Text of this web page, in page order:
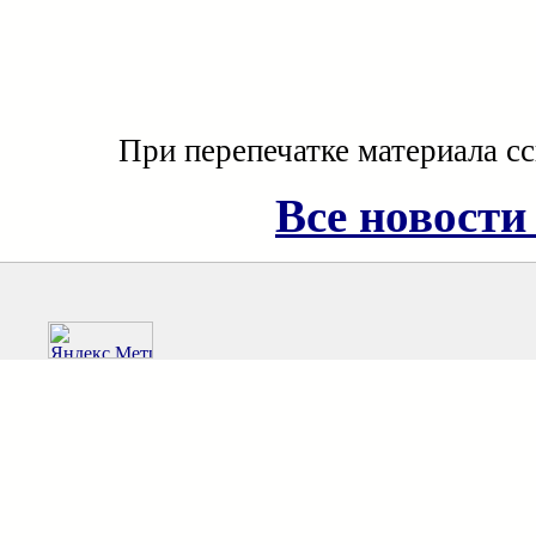
При перепечатке материала
Все